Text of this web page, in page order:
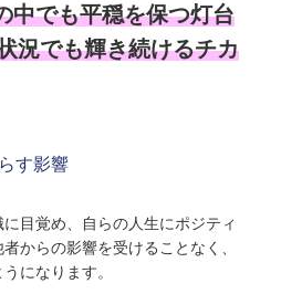
中でも平穏を保つ灯台
況でも輝き続けるチカ
す影響
目覚め、自らの人生にポジティ
からの影響を受けることなく、
になります。